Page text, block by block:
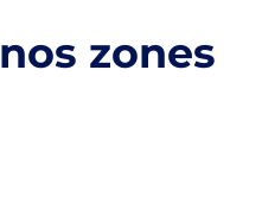
zones